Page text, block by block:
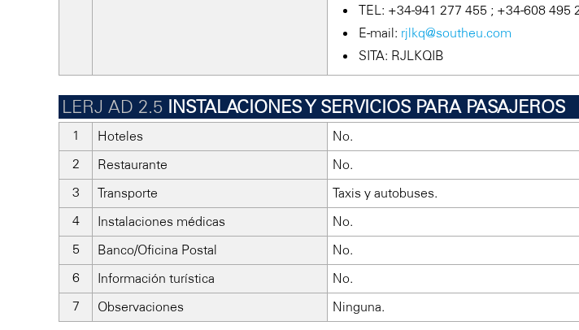
TEL: +34-941 277 455 ; +34-608 495
E-mail: rjlkq@southeu.com
SITA: RJLKQIB
INSTALACIONES Y SERVICIOS PARA PASAJEROS
Hoteles
No.
Restaurante
No.
Transporte
Taxis y autobuses.
Instalaciones médicas
No.
Banco/Oficina Postal
No.
Información turística
No.
Observaciones
Ninguna.